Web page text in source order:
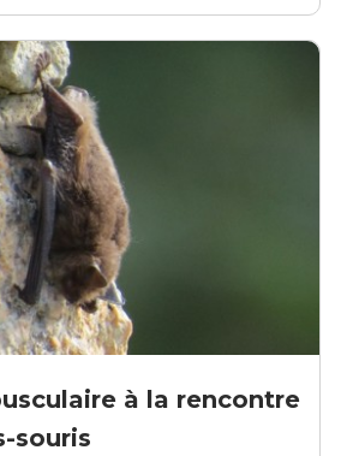
à la rencontre
souris